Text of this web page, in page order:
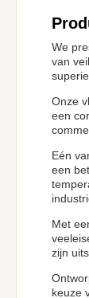
We
van
Onze
een
Eén
een
Met
zijn
keuze